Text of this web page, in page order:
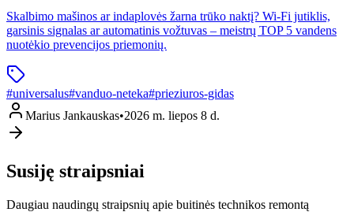
Skalbimo mašinos ar indaplovės žarna trūko naktį? Wi-Fi jutiklis,
garsinis signalas ar automatinis vožtuvas – meistrų TOP 5 vandens
nuotėkio prevencijos priemonių.
#universalus#vanduo-neteka#prieziuros-gidas
Marius Jankauskas•2026 m. liepos 8 d.
Susiję straipsniai
Daugiau naudingų straipsnių apie buitinės technikos remontą